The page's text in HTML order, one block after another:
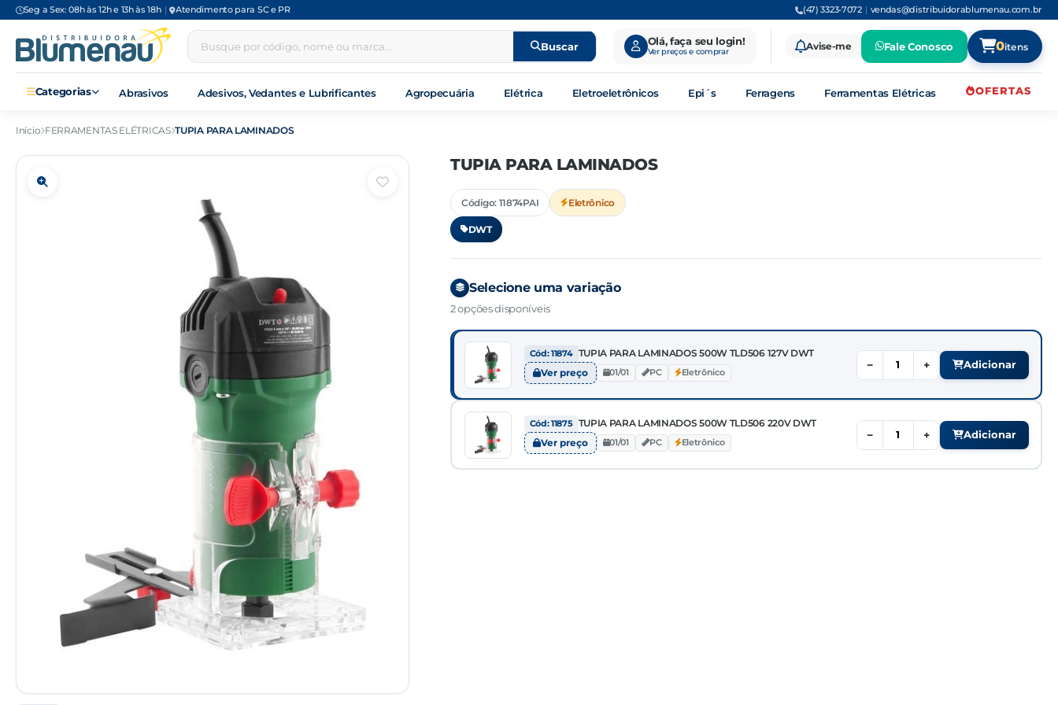
Seg a Sex: 08h às 12h e 13h às 18h | Atendimento para SC e PR (47) 3323-7072 | vendas@distribuidorablumenau.com.br
Buscar Olá, faça seu login!
Ver preços e comprar Avise-me Fale Conosco 0itens
Categorias Abrasivos Adesivos, Vedantes e Lubrificantes Agropecuária Elétrica Eletroeletrônicos Epi´s Ferragens Ferramentas Elétricas OFERTAS
Início FERRAMENTAS ELÉTRICAS TUPIA PARA LAMINADOS
TUPIA PARA LAMINADOS
Código: 11874PAI Eletrônico
DWT
Selecione uma variação
2 opções disponíveis
Cód: 11874 TUPIA PARA LAMINADOS 500W TLD506 127V DWT
Ver preço 01/01 PC Eletrônico
− + Adicionar
Cód: 11875 TUPIA PARA LAMINADOS 500W TLD506 220V DWT
Ver preço 01/01 PC Eletrônico
− + Adicionar